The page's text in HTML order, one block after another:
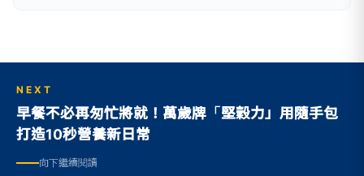
鑑報告！女性最值得信賴的流行美妝消費情報站à
NEXT
早餐不必再匆忙將就！萬歲牌「堅穀力」用隨手包
打造10秒營養新日常
向下繼續閱讀